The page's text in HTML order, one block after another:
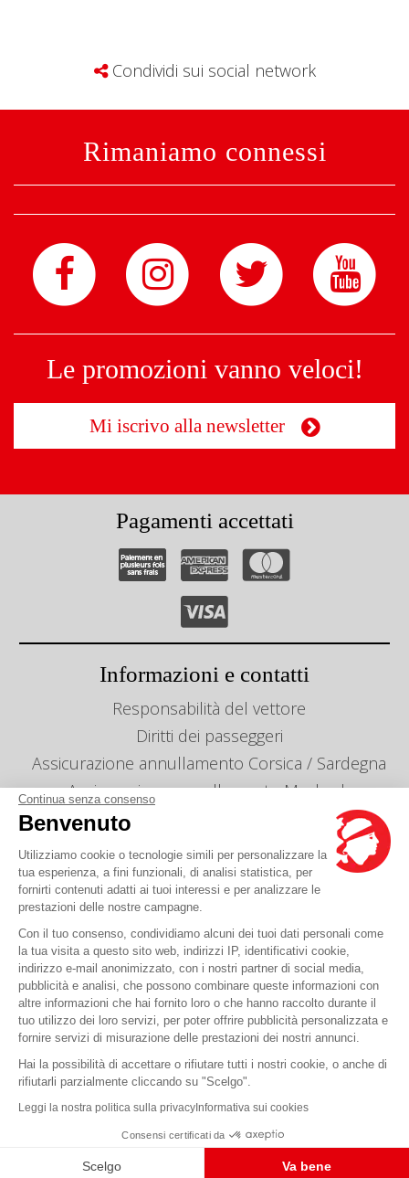
Continua senza consenso
Benvenuto
Utilizziamo cookie o tecnologie simili per personalizzare la
tua esperienza, a fini funzionali, di analisi statistica, per
fornirti contenuti adatti ai tuoi interessi e per analizzare le
prestazioni delle nostre campagne.
Con il tuo consenso, condividiamo alcuni dei tuoi dati personali come
la tua visita a questo sito web, indirizzi IP, identificativi cookie,
indirizzo e-mail anonimizzato, con i nostri partner di social media,
pubblicità e analisi, che possono combinare queste informazioni con
altre informazioni che hai fornito loro o che hanno raccolto durante il
tuo utilizzo dei loro servizi, per poter offrire pubblicità personalizzata e
fornire servizi di misurazione delle prestazioni dei nostri annunci.
Hai la possibilità di accettare o rifiutare tutti i nostri cookie, o anche di
rifiutarli parzialmente cliccando su "Scelgo".
Leggi la nostra politica sulla privacy Informativa sui cookies
Consensi certificati da
Scelgo Va bene
Condividi sui social network
Rimaniamo connessi
Le promozioni vanno veloci!
Mi iscrivo alla newsletter
Pagamenti accettati
Informazioni e contatti
Responsabilità del vettore
Diritti dei passeggeri
Assicurazione annullamento Corsica / Sardegna
Assicurazione annullamento Maghreb
Gestion des cookies
Le nostre agenzie
Mandaci un messaggio
Prezzi
Hai una domanda?
FAQ è qui
© Corsica Linea - Sede centrale - 4 Bd Roi Jérôme, 20000 Ajaccio -
-
-